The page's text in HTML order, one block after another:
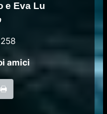
e Eva Lu
258
amici